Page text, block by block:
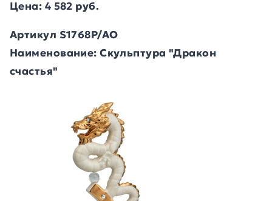
Цена: 4 582 руб.
Артикул S1768P/AO
Наименование: Скульптура "Дракон
счастья"